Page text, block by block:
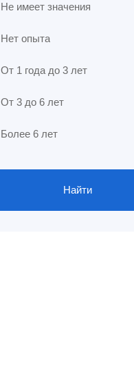
Не имеет значения
Нет опыта
От 1 года до 3 лет
От 3 до 6 лет
Более 6 лет
Найти